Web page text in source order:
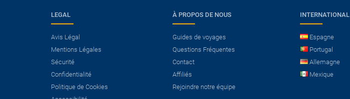
Avez-vous besoin d’un
vol?
Voir les offres Vol+Hôtel.
LEGAL
Avis Légal
Mentions Légales
Sécurité
Confidentialité
Politique de Cookies
À PROPOS DE NOUS
Guides de voyages
Questions Fréquentes
Contact
Affiliés
Rejoindre notre équipe
INTERNATIONAL
Espagne
Portugal
Allemagne
Mexique